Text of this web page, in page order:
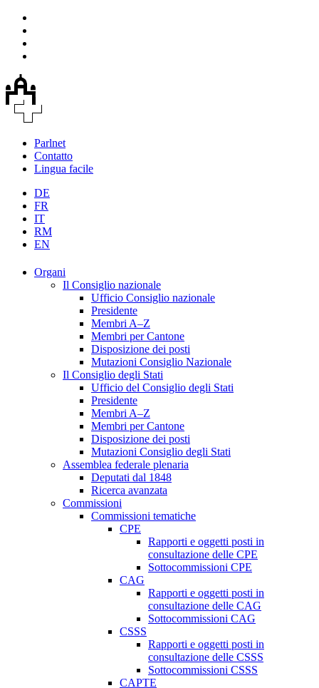
Parlnet
Contatto
Lingua facile
DE
FR
IT
RM
EN
Organi
Il Consiglio nazionale
Ufficio Consiglio nazionale
Presidente
Membri A–Z
Membri per Cantone
Disposizione dei posti
Mutazioni Consiglio Nazionale
Il Consiglio degli Stati
Ufficio del Consiglio degli Stati
Presidente
Membri A–Z
Membri per Cantone
Disposizione dei posti
Mutazioni Consiglio degli Stati
Assemblea federale plenaria
Deputati dal 1848
Ricerca avanzata
Commissioni
Commissioni tematiche
CPE
Rapporti e oggetti posti in
consultazione delle CPE
Sottocommissioni CPE
CAG
Rapporti e oggetti posti in
consultazione delle CAG
Sottocommissioni CAG
CSSS
Rapporti e oggetti posti in
consultazione delle CSSS
Sottocommissioni CSSS
CAPTE